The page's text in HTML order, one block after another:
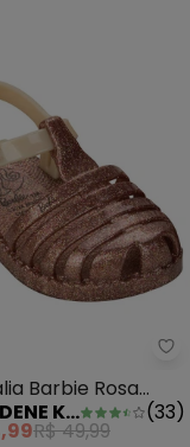
- Sandália
Barbie Rosa
GRENDENE KIDS (33)
R$ 49,99